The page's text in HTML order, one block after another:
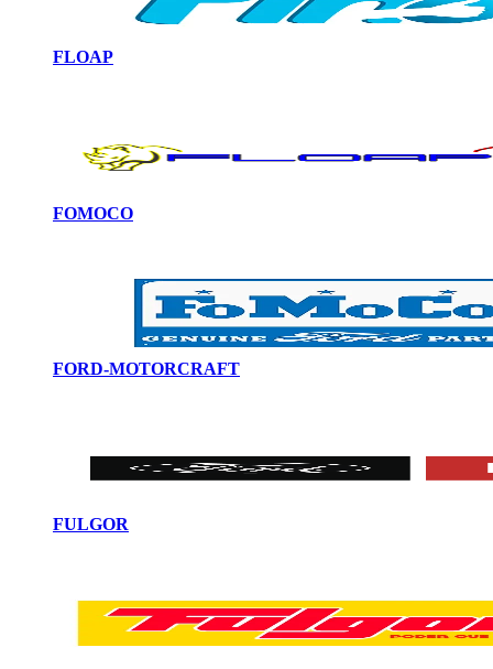
FLOAP
FOMOCO
FORD-MOTORCRAFT
FULGOR